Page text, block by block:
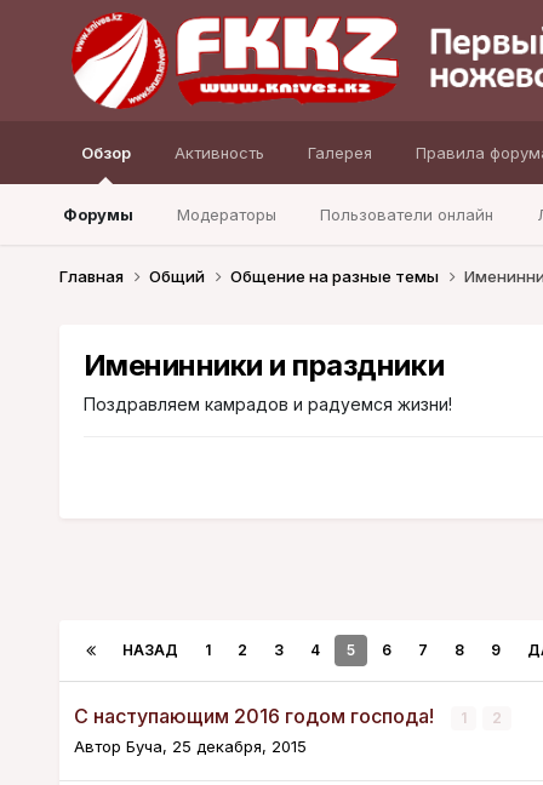
Обзор
Форумы Модераторы Пользователи онлайн
Активность Галерея Правила
Главная Общий Общение на разные темы
Именинники и праздники
Поздравляем камрадов и радуемся жизни!
НАЗАД 1 2 3 4 5 6 7 8 9
С наступающим 2016 годом господа! 1 2
Автор Буча, 25 декабря, 2015